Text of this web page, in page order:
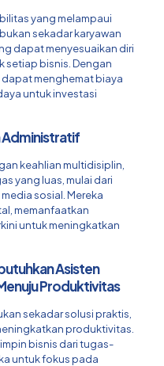
yang melampaui
sekadar karyawan
dapat menyesuaikan diri
setiap bisnis. Dengan
menghemat biaya
untuk investasi
Administratif
keahlian multidisiplin,
yang luas, mulai dari
sosial. Mereka
memanfaatkan
untuk meningkatkan
Asisten
Produktivitas
sekadar solusi praktis,
produktivitas.
bisnis dari tugas-
untuk fokus pada